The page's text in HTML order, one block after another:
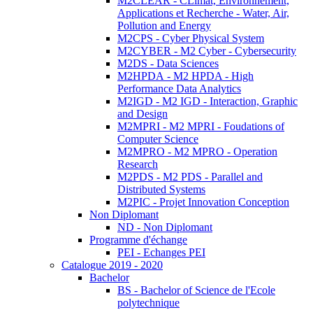
Applications et Recherche - Water, Air,
Pollution and Energy
M2CPS - Cyber Physical System
M2CYBER - M2 Cyber - Cybersecurity
M2DS - Data Sciences
M2HPDA - M2 HPDA - High
Performance Data Analytics
M2IGD - M2 IGD - Interaction, Graphic
and Design
M2MPRI - M2 MPRI - Foudations of
Computer Science
M2MPRO - M2 MPRO - Operation
Research
M2PDS - M2 PDS - Parallel and
Distributed Systems
M2PIC - Projet Innovation Conception
Non Diplomant
ND - Non Diplomant
Programme d'échange
PEI - Echanges PEI
Catalogue 2019 - 2020
Bachelor
BS - Bachelor of Science de l'Ecole
polytechnique